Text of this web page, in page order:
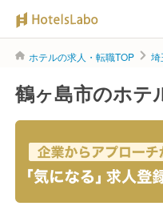
ホテルの求人・転職TOP 埼
鶴ヶ島市のホテ